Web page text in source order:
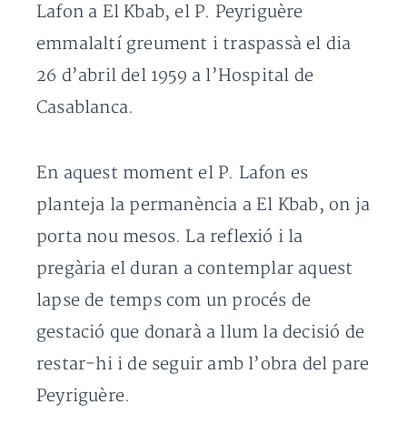
Lafon a El Kbab, el P. Peyriguère
emmalaltí greument i traspassà el dia
26 d’abril del 1959 a l’Hospital de
Casablanca.
En aquest moment el P. Lafon es
planteja la permanència a El Kbab, on ja
porta nou mesos. La reflexió i la
pregària el duran a contemplar aquest
lapse de temps com un procés de
gestació que donarà a llum la decisió de
restar-hi i de seguir amb l’obra del pare
Peyriguère.